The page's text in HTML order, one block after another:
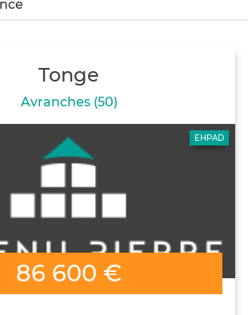
Tonge
Avranches (50)
EHPAD
86 600 €